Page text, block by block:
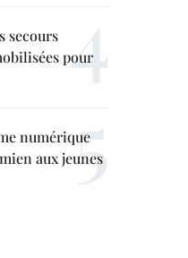
secours
pour
numérique
aux jeunes